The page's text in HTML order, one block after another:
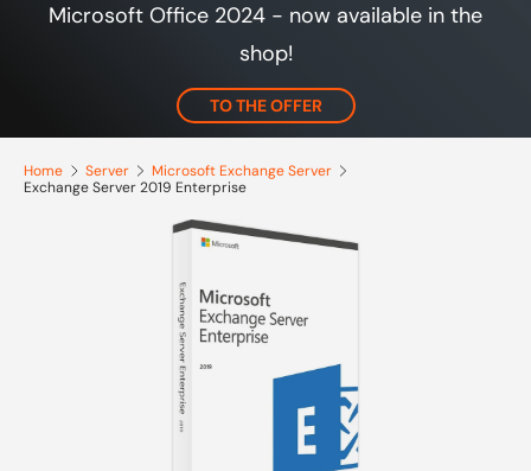
Microsoft Office 2024 - now available in the
shop!
TO THE OFFER
Home Server
Microsoft Exchange Server
Exchange Server 2019 Enterprise